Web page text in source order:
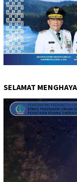
SELAMAT